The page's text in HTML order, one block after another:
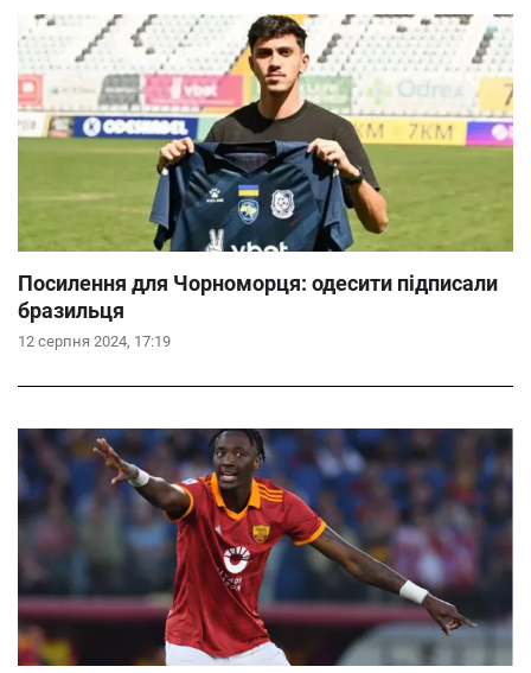
12 серпня 2024, 17:19
Посилення для Чорноморця: одесити підписали
бразильця